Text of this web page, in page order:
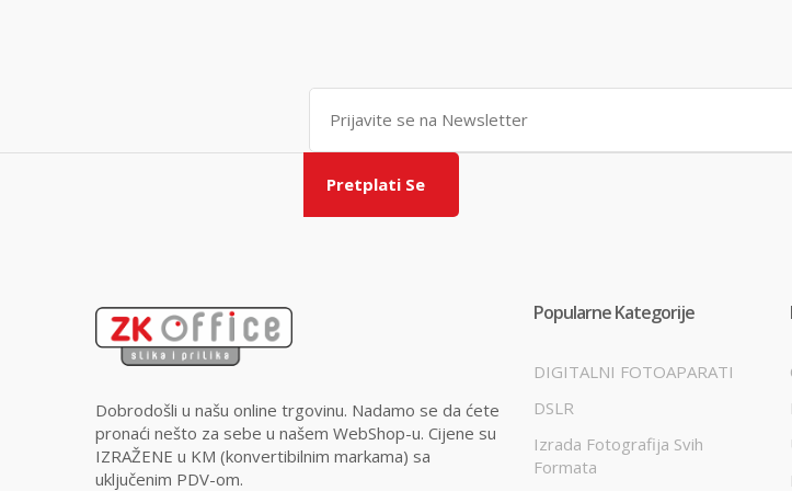
Pretplati Se
Dobrodošli u našu online trgovinu. Nadamo se da ćete
pronaći nešto za sebe u našem WebShop-u. Cijene su
IZRAŽENE u KM (konvertibilnim markama) sa
uključenim PDV-om.
Popularne Kategorije
DIGITALNI FOTOAPARATI
DSLR
Izrada Fotografija Svih
Formata